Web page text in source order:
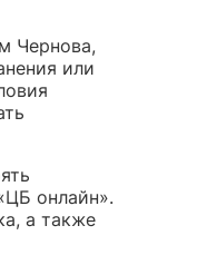
Чернова,
или
онлайн».
а также